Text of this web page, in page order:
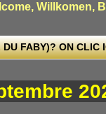
Willkomen,
FABY)? ON CLIC